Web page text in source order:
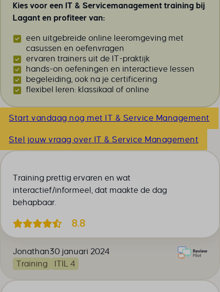
Kies voor een IT & Servicemanagement training bij
Lagant en profiteer van:
een uitgebreide online leeromgeving met
casussen en oefenvragen
ervaren trainers uit de IT-praktijk
hands-on oefeningen en interactieve lessen
begeleiding, ook na je certificering
flexibel leren: klassikaal of online
Start vandaag nog met IT & Service Management
Stel jouw vraag over IT & Service Management
Training prettig ervaren en wat
interactief/informeel, dat maakte de dag
behapbaar.
8.8
Jonathan30 januari 2024
Training
ITIL 4